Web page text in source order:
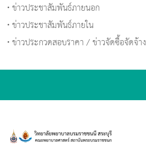
ข่าวประชาสัมพันธ์ภายนอก
ข่าวประชาสัมพันธ์ภายใน
ข่าวประกวดสอบราคา / ข่าวจัดซื้อจัดจ้าง